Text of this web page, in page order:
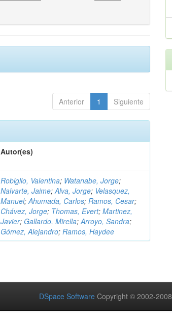
Anterior 1 Siguiente
Autor(es)
Robiglio, Valentina; Watanabe, Jorge;
Nalvarte, Jaime;Alva, Jorge; Velasquez,
Manuel;Ahumada, Carlos;Ramos, Cesar;
Chávez, Jorge; Thomas, Evert;Martinez,
Javier; Gallardo, Mirella;Arroyo, Sandra;
Gómez, Alejandro;Ramos, Haydee
DSpace Software Copyright © 2002-2008